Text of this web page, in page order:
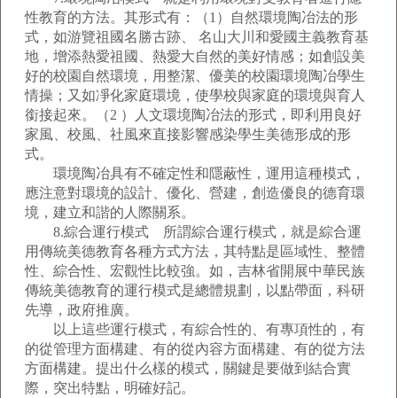
性教育的方法。其形式有：（1）自然環境陶冶法的形
式，如游覽祖國名勝古跡、 名山大川和愛國主義教育基
地，增添熱愛祖國、熱愛大自然的美好情感；如創設美
好的校園自然環境，用整潔、優美的校園環境陶冶學生
情操；又如凈化家庭環境，使學校與家庭的環境與育人
銜接起來。（2 ）人文環境陶冶法的形式，即利用良好
家風、校風、社風來直接影響感染學生美德形成的形
式。
環境陶冶具有不確定性和隱蔽性，運用這種模式，
應注意對環境的設計、優化、營建，創造優良的德育環
境，建立和諧的人際關系。
8.綜合運行模式 所謂綜合運行模式，就是綜合運
用傳統美德教育各種方式方法，其特點是區域性、整體
性、綜合性、宏觀性比較強。如，吉林省開展中華民族
傳統美德教育的運行模式是總體規劃，以點帶面，科研
先導，政府推廣。
以上這些運行模式，有綜合性的、有專項性的，有
的從管理方面構建、有的從內容方面構建、有的從方法
方面構建。提出什么樣的模式，關鍵是要做到結合實
際，突出特點，明確好記。